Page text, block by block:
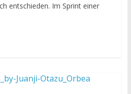
entschieden. Im Sprint einer